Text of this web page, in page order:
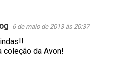
6 de maio de 2013 às 20:37
coleção da Avon!